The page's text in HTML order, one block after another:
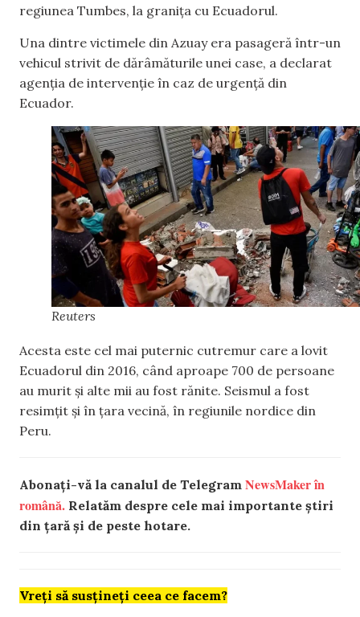
regiunea Tumbes, la granița cu Ecuadorul.
Una dintre victimele din Azuay era pasageră într-un
vehicul strivit de dărâmăturile unei case, a declarat
agenția de intervenție în caz de urgență din
Ecuador.
Reuters
Acesta este cel mai puternic cutremur care a lovit
Ecuadorul din 2016, când aproape 700 de persoane
au murit și alte mii au fost rănite. Seismul a fost
resimțit și în țara vecină, în regiunile nordice din
Peru.
Abonați-vă la canalul de Telegram NewsMaker în
română. Relatăm despre cele mai importante știri
din țară și de peste hotare.
Vreți să susțineți ceea ce facem?